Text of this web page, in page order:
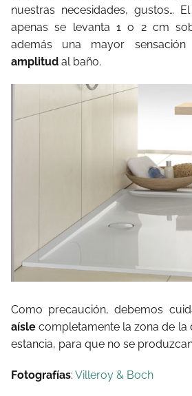
nuestras necesidades, gustos…
apenas se levanta 1 o 2 cm
además una mayor
amplitud al baño.
Como precaución, debemos
aísle completamente la zona de la
estancia, para que no se
Fotografías: Villeroy & Boch